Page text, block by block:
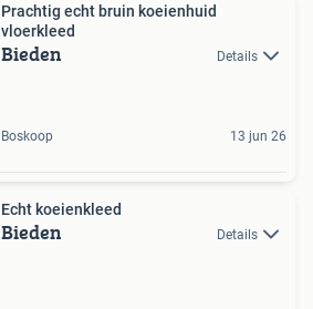
Prachtig echt bruin koeienhuid
vloerkleed
Bieden Details
Boskoop 13 jun 26
Echt koeienkleed
Bieden Details